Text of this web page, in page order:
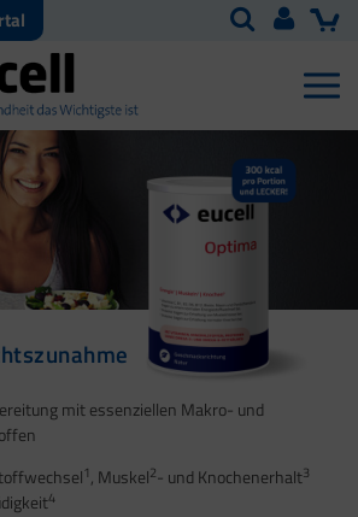
mit essenziellen Makro- und
1, Muskel2- und Knochenerhalt3
4